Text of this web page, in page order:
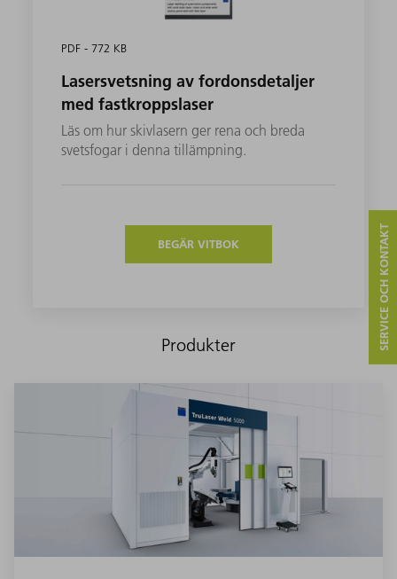
PDF - 772 KB
Lasersvetsning av fordonsdetaljer
med fastkroppslaser
Läs om hur skivlasern ger rena och breda
svetsfogar i denna tillämpning.
BEGÄR VITBOK
Produkter SERVICE OCH KONTAKT